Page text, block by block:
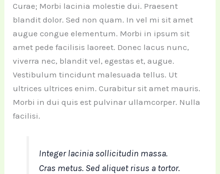
Curae; Morbi lacinia molestie dui. Praesent
blandit dolor. Sed non quam. In vel mi sit amet
augue congue elementum. Morbi in ipsum sit
amet pede facilisis laoreet. Donec lacus nunc,
viverra nec, blandit vel, egestas et, augue.
Vestibulum tincidunt malesuada tellus. Ut
ultrices ultrices enim. Curabitur sit amet mauris.
Morbi in dui quis est pulvinar ullamcorper. Nulla
facilisi.
Integer lacinia sollicitudin massa.
Cras metus. Sed aliquet risus a tortor.